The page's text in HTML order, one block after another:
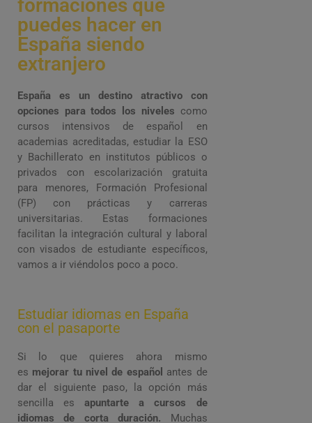
formaciones que
puedes hacer en
España siendo
extranjero
España es un destino atractivo con
opciones para todos los niveles como
cursos intensivos de español en
academias acreditadas, estudiar la ESO
y Bachillerato en institutos públicos o
privados con escolarización gratuita
para menores, Formación Profesional
(FP) con prácticas y carreras
universitarias. Estas formaciones
facilitan la integración cultural y laboral
con visados de estudiante específicos,
vamos a ir viéndolos poco a poco.
Estudiar idiomas en España
con el pasaporte
Si lo que quieres ahora mismo
es mejorar tu nivel de español antes de
dar el siguiente paso, la opción más
sencilla esapuntarte a cursos de
idiomas de corta duración. Muchas